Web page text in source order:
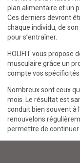
plan alimentaire et un
Ces derniers devront
chaque individu, de
pour s’entraîner.
HOLIFIT vous propose
musculaire grâce un
compte vos spécificités.
Nombreux sont ceux
mois. Le résultat est
conduit bien souvent à
renouvelons
permettre de continuer